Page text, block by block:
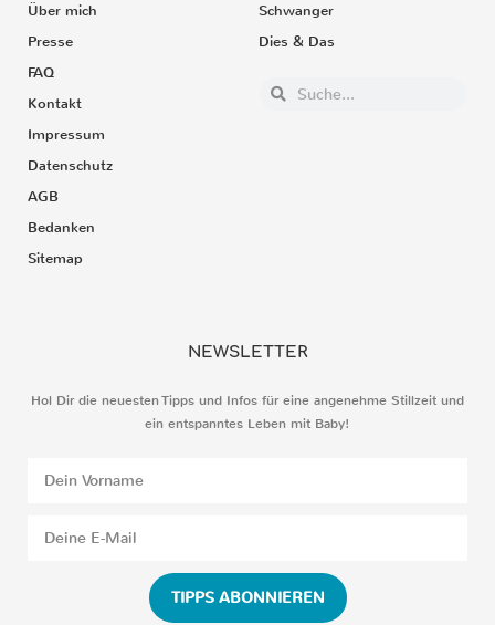
Über mich
Presse
FAQ
Kontakt
Impressum
Datenschutz
AGB
Bedanken
Sitemap
Schwanger
Dies & Das
NEWSLETTER
Hol Dir die neuesten Tipps und Infos für eine angenehme Stillzeit und
ein entspanntes Leben mit Baby!
TIPPS ABONNIEREN